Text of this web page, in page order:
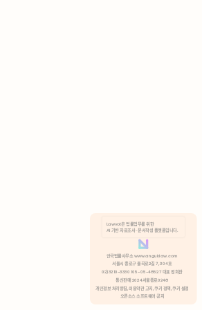
분석 쿠키 허용
Lawvot은 법률업무를 위한
AI 기반 자료조사 · 문서작성 플랫폼입니다.
안국법률사무소 www.anguklaw.com
서울시 종로구 율곡로2길 7, 304호
02)3210-3330 105-05-48527 대표 정희찬
통신판매 2024서울종로0248
개인정보 처리방침, 이용약관 고지, 쿠키 정책, 쿠키 설정
오픈소스 소프트웨어 공지